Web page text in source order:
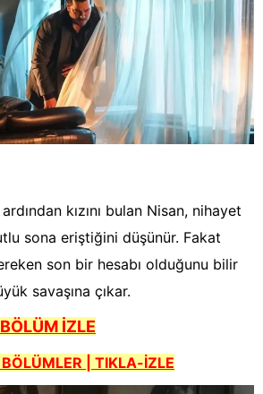
kızını bulan Nisan, nihayet
sona eriştiğini düşünür. Fakat
son bir hesabı olduğunu bilir
savaşına çıkar.
İZLE
| TIKLA-İZLE